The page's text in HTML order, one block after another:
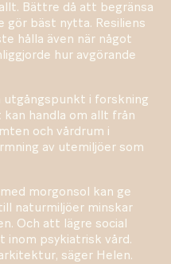
Bättre då att begränsa
gör bäst nytta. Resiliens
hålla även när något
hur avgörande
utgångspunkt i forskning
handla om allt från
och vårdrum i
av utemiljöer som
morgonsol kan ge
naturmiljöer minskar
Och att lägre social
inom psykiatrisk vård.
säger Helen.